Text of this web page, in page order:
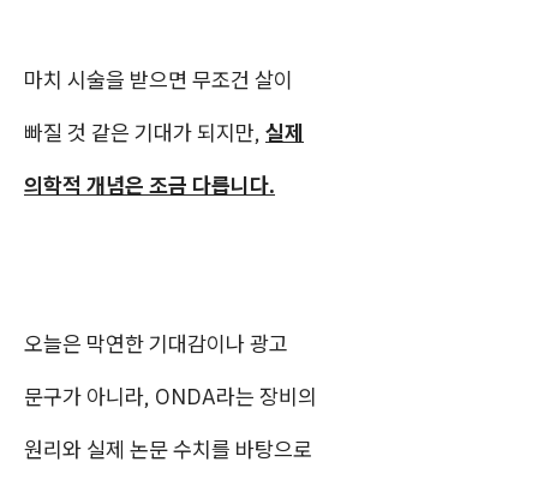
마치 시술을 받으면 무조건 살이
빠질 것 같은 기대가 되지만, 실제
의학적 개념은 조금 다릅니다.
오늘은 막연한 기대감이나 광고
문구가 아니라, ONDA라는 장비의
원리와 실제 논문 수치를 바탕으로